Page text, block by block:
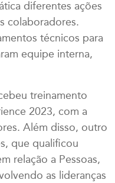
diferentes ações
colaboradores.
técnicos para
equipe interna,
treinamento
2023, com a
Além disso, outro
que qualificou
relação a Pessoas,
as lideranças